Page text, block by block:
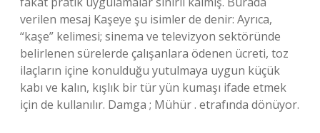
verilen mesaj Kaşeye şu isimler de denir: Ayrıca,
“kaşe” kelimesi; sinema ve televizyon sektöründe
belirlenen sürelerde çalışanlara ödenen ücreti, toz
ilaçların içine konulduğu yutulmaya uygun küçük
kabı ve kalın, kışlık bir tür yün kumaşı ifade etmek
için de kullanılır. Damga ; Mühür . etrafında dönüyor.